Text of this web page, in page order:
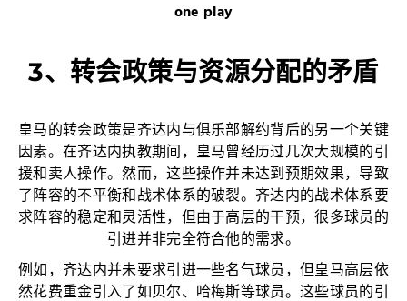
one play
3、转会政策与资源分配的矛盾
皇马的转会政策是齐达内与俱乐部解约背后的另一个关键
因素。在齐达内执教期间，皇马曾经历过几次大规模的引
援和卖人操作。然而，这些操作并未达到预期效果，导致
了阵容的不平衡和战术体系的破裂。齐达内的战术体系要
求阵容的稳定和灵活性，但由于高层的干预，很多球员的
引进并非完全符合他的需求。
例如，齐达内并未要求引进一些名气球员，但皇马高层依
然花费重金引入了如贝尔、哈梅斯等球员。这些球员的引